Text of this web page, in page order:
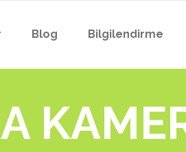
Blog Bilgilendirme
YAKA KAMERASI
POLİS YAKA